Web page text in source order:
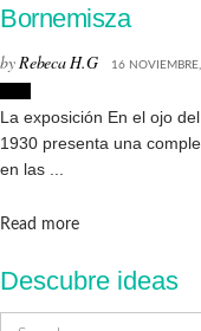
Bornemisza
byRebeca H.G 16
La exposición En el ojo
1930 presenta una
en las ...
Read moreDetails
Descubre ideas